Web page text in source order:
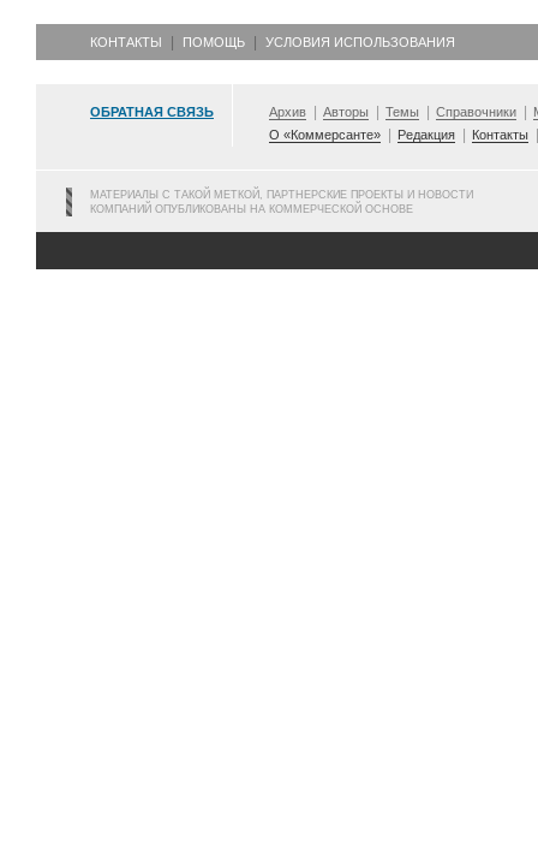
КОНТАКТЫ ПОМОЩЬ УСЛОВИЯ ИСПОЛЬЗОВАНИЯ
ОБРАТНАЯ СВЯЗЬ Архив Авторы Темы Справочники
О «Коммерсанте»
Редакция Контакты
МАТЕРИАЛЫ С ТАКОЙ МЕТКОЙ, ПАРТНЕРСКИЕ ПРОЕКТЫ И НОВОСТИ
КОМПАНИЙ ОПУБЛИКОВАНЫ НА КОММЕРЧЕСКОЙ ОСНОВЕ